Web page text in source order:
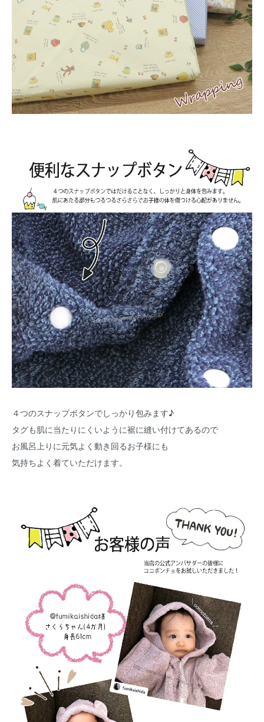
４つのスナップボタンでしっかり包みます♪
タグも肌に当たりにくいように裾に縫い付けてあるので
お風呂上りに元気よく動き回るお子様にも
気持ちよく着ていただけます。